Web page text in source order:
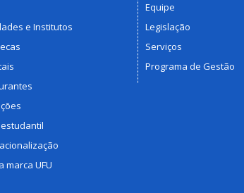
e Institutos
marca UFU
Equipe
Legislação
Serviços
Programa de Gestão